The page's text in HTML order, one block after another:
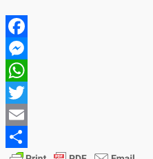
Facebook
Messenger
WhatsApp
Twitter
Email